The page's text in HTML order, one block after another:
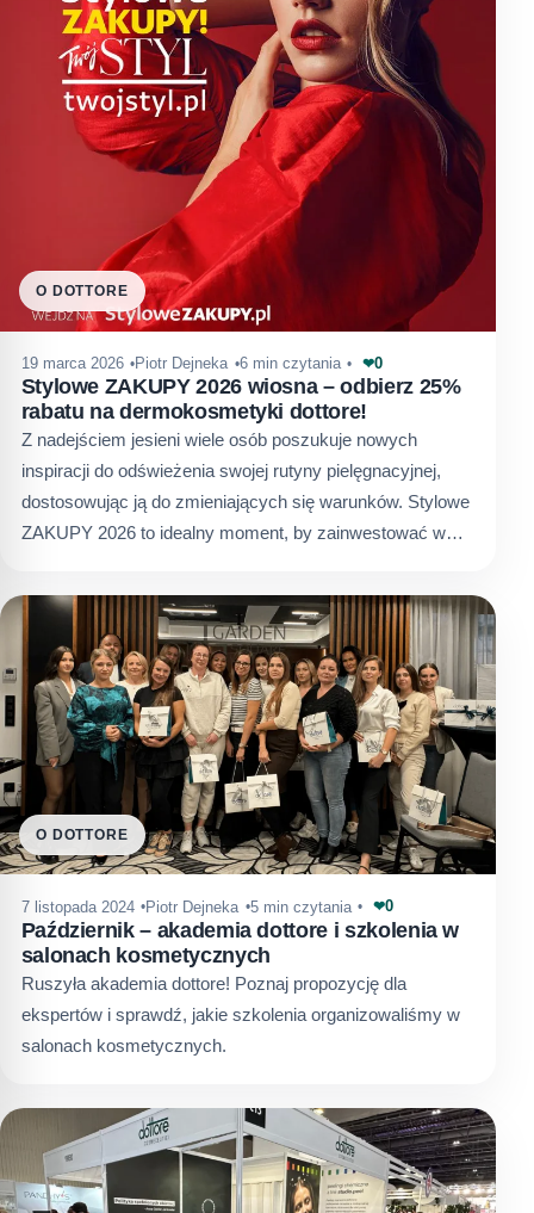
O DOTTORE
19 marca 2026 Piotr Dejneka 6 min czytania ❤0
Stylowe ZAKUPY 2026 wiosna – odbierz 25%
rabatu na dermokosmetyki dottore!
Z nadejściem jesieni wiele osób poszukuje nowych
inspiracji do odświeżenia swojej rutyny pielęgnacyjnej,
dostosowując ją do zmieniających się warunków. Stylowe
ZAKUPY 2026 to idealny moment, by zainwestować w…
O DOTTORE
7 listopada 2024 Piotr Dejneka 5 min czytania ❤0
Październik – akademia dottore i szkolenia w
salonach kosmetycznych
Ruszyła akademia dottore! Poznaj propozycję dla
ekspertów i sprawdź, jakie szkolenia organizowaliśmy w
salonach kosmetycznych.